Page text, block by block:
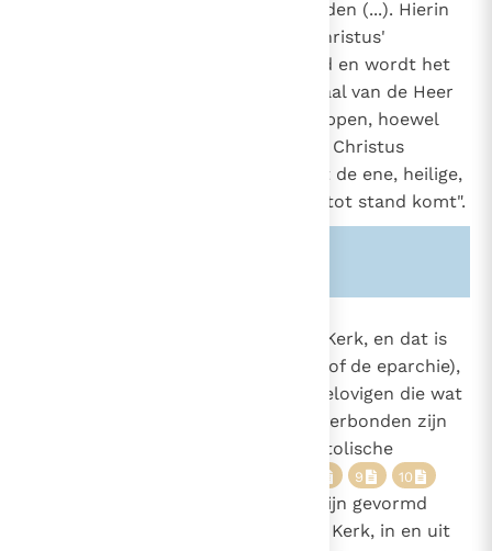
Testament Kerken genoemd worden (...). Hierin
worden door de prediking van Christus'
Evangelie de gelovigen verzameld en wordt het
geheim van het Laatste Avondmaal van de Heer
gevierd (...). In deze gemeenschappen, hoewel
vaak klein en arm of verspreid, is Christus
tegenwoordig, door wiens kracht de ene, heilige,
katholieke en apostolische Kerk tot stand komt".
Men verstaat onder particuliere Kerk, en dat is
op de eerste plaats het diocees (of de eparchie),
een gemeenschap van Christengelovigen die wat
geloof en Sacramenten betreft, verbonden zijn
met hun bisschop die in de apostolische
9
10
Deze particuliere Kerken "zijn gevormd
naar het beeld van de universele Kerk, in en uit